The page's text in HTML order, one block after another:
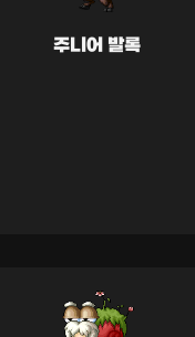
주니어 발록